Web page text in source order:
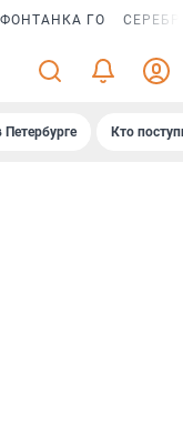
ФОНТАНКА ГО
Кто